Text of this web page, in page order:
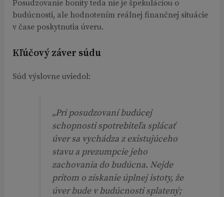
Posudzovanie bonity teda nie je špekuláciou o
budúcnosti, ale hodnotením reálnej finančnej situácie
v čase poskytnutia úveru.
Kľúčový záver súdu
Súd výslovne uviedol:
„Pri posudzovaní budúcej
schopnosti spotrebiteľa splácať
úver sa vychádza z existujúceho
stavu a prezumpcie jeho
zachovania do budúcna. Nejde
pritom o získanie úplnej istoty, že
úver bude v budúcnosti splatený;